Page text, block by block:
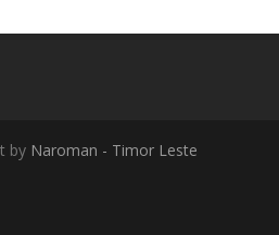
by Naroman - Timor Leste